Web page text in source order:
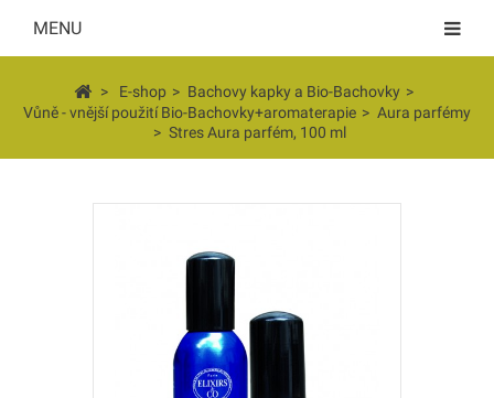
MENU
> E-shop > Bachovy kapky a Bio-Bachovky >
Vůně - vnější použití Bio-Bachovky+aromaterapie > Aura parfémy
> Stres Aura parfém, 100 ml